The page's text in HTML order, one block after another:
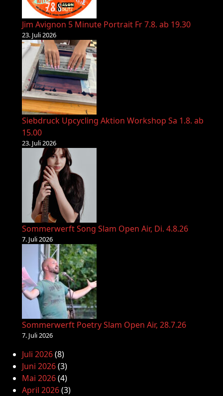
Jim Avignon 5 Minute Portrait Fr 7.8. ab 19.30
23. Juli 2026
Siebdruck Upcycling Aktion Workshop Sa 1.8. ab
15.00
23. Juli 2026
Sommerwerft Song Slam Open Air, Di. 4.8.26
7. Juli 2026
Sommerwerft Poetry Slam Open Air, 28.7.26
7. Juli 2026
Juli 2026(8)
Juni 2026(3)
Mai 2026(4)
April 2026(3)